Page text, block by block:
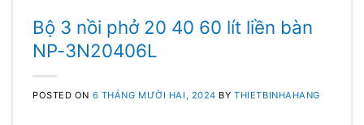
Bộ 3 nồi phở 20 40 60 lít liền bàn
NP-3N20406L
POSTED ON 6 THÁNG MƯỜI HAI, 2024 BYTHIETBINHAHANG